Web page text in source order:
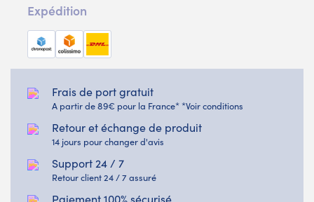
Expédition
Frais de port gratuit
A partir de 89€ pour la France* *Voir conditions
Retour et échange de produit
14 jours pour changer d'avis
Support 24 / 7
Retour client 24 / 7 assuré
Paiement 100% sécurisé